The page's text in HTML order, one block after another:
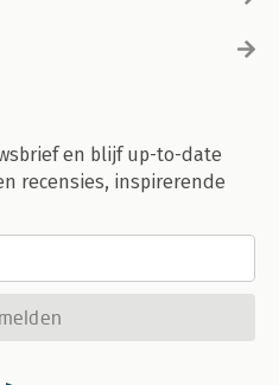
en blijf up-to-date
recensies, inspirerende